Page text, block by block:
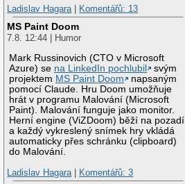
Ladislav Hagara
Komentářů: 13
MS Paint Doom
7.8. 12:44 | Humor
Mark Russinovich (CTO v Microsoft
Azure) se na LinkedIn pochlubil
svým
projektem MS Paint Doom
napsaným
pomocí Claude. Hru Doom umožňuje
hrát v programu Malování (Microsoft
Paint). Malování funguje jako monitor.
Herní engine (ViZDoom) běží na pozadí
a každý vykreslený snímek hry vkládá
automaticky přes schránku (clipboard)
do Malování.
Ladislav Hagara | Komentářů: 3